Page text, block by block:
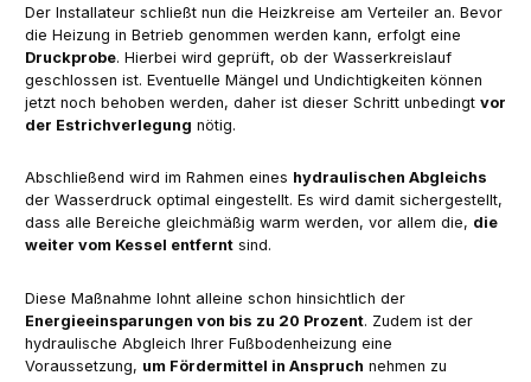
Der Installateur schließt nun die Heizkreise am Verteiler an. Bevor
die Heizung in Betrieb genommen werden kann, erfolgt eine
Druckprobe. Hierbei wird geprüft, ob der Wasserkreislauf
geschlossen ist. Eventuelle Mängel und Undichtigkeiten können
jetzt noch behoben werden, daher ist dieser Schritt unbedingt vor
der Estrichverlegung nötig.
Abschließend wird im Rahmen eines hydraulischen Abgleichs
der Wasserdruck optimal eingestellt. Es wird damit sichergestellt,
dass alle Bereiche gleichmäßig warm werden, vor allem die, die
weiter vom Kessel entfernt sind.
Diese Maßnahme lohnt alleine schon hinsichtlich der
Energieeinsparungen von bis zu 20 Prozent. Zudem ist der
hydraulische Abgleich Ihrer Fußbodenheizung eine
Voraussetzung, um Fördermittel in Anspruch nehmen zu